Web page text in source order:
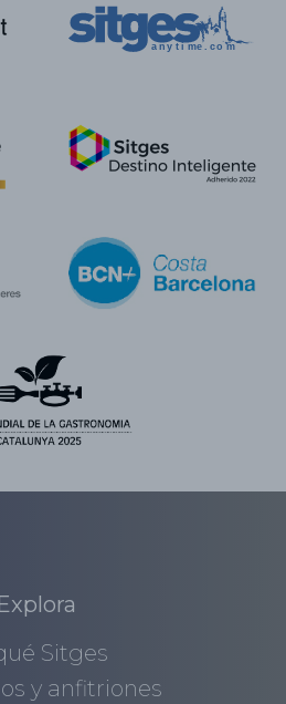
Explora
Sitges
y anfitriones